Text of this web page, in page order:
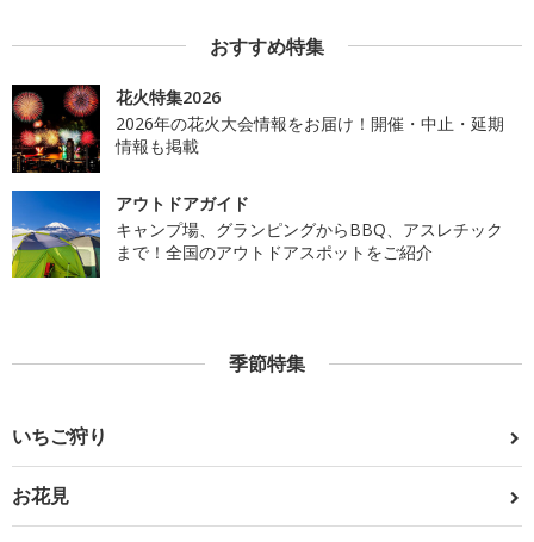
おすすめ特集
花火特集2026
2026年の花火大会情報をお届け！開催・中止・延期
情報も掲載
アウトドアガイド
キャンプ場、グランピングからBBQ、アスレチック
まで！全国のアウトドアスポットをご紹介
季節特集
いちご狩り
お花見